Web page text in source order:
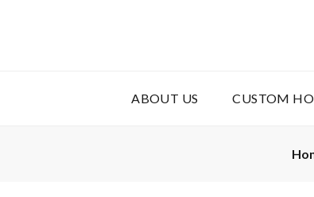
ABOUT US CUSTOM